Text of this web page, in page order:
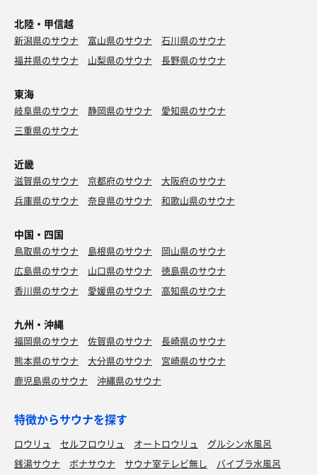
夜鳴きそば
あおさ多めでいただきました😊うまい
北陸・甲信越
新潟県のサウナ 富山県のサウナ
石川県のサウナ
福井県のサウナ
山梨県のサウナ 長野県のサウナ
東海
岐阜県のサウナ 静岡県のサウナ
愛知県のサウナ
三重県のサウナ
近畿
滋賀県のサウナ 京都府のサウナ
大阪府のサウナ
兵庫県のサウナ
奈良県のサウナ 和歌山県のサウナ
中国・四国
鳥取県のサウナ 島根県のサウナ
岡山県のサウナ
広島県のサウナ
山口県のサウナ
徳島県のサウナ
香川県のサウナ
愛媛県のサウナ 高知県のサウナ
九州・沖縄
福岡県のサウナ 佐賀県のサウナ
長崎県のサウナ
熊本県のサウナ
大分県のサウナ
宮崎県のサウナ
鹿児島県のサウナ
沖縄県のサウナ
特徴からサウナを探す
ロウリュ セルフロウリュ オートロウリュ
グルシン水風呂
銭湯サウナ
ボナサウナ サウナ室テレビ無し
バイブラ水風呂